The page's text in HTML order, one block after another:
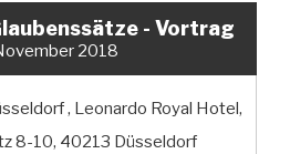
- Vortrag
2018
, Leonardo Royal Hotel,
8-10, 40213 Düsseldorf